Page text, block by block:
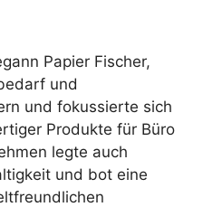
Papier Fischer,
und
und fokussierte sich
Produkte für Büro
legte auch
und bot eine